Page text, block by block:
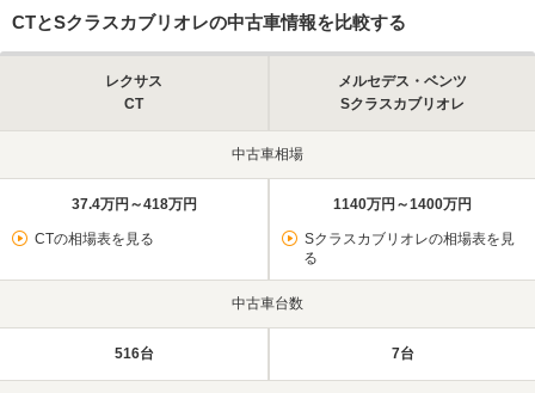
CTとSクラスカブリオレの中古車情報を比較する
レクサス
CT
メルセデス・ベンツ
Sクラスカブリオレ
中古車相場
37.4万円～418万円
CTの相場表を見る
1140万円～1400万円
Sクラスカブリオレの相場表を見
る
中古車台数
516台 7台